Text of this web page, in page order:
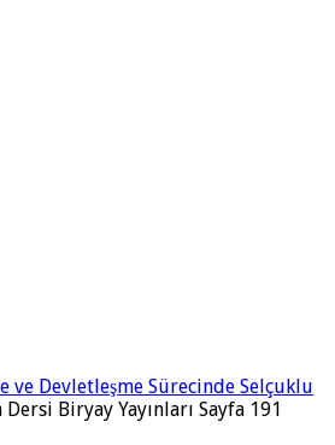
ve Devletleşme Sürecinde Selçuklu
Dersi Biryay Yayınları Sayfa 191